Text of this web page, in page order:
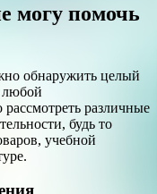
могу помочь
обнаружить целый
любой
различные
будь то
учебной